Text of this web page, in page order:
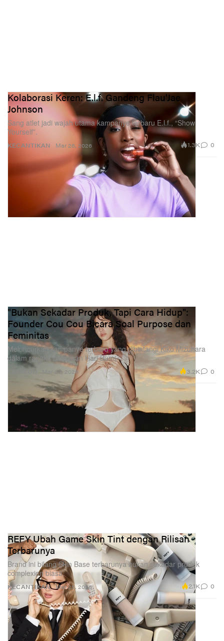
KECANTIKAN
Kolaborasi Keren: E.l.f. Gandeng Flau'Jae
Johnson
Sang atlet jadi wajah utama kampanye terbaru E.l.f., “Show
Yourself”.
Mar 26, 2026 1.3K 0
"Bukan Sekadar Produk, Tapi Cara Hidup":
Founder Cou Cou Bicara Soal Purpose dan
Feminitas
Meluncurkan kampanye terbaru yang dibintangi Kiko Mizuhara
dalam rangka perayaan Hari Bumi.
Mar 26, 2026 3.2K 0
KECANTIKAN
REFY Ubah Game Skin Tint dengan Rilisan
Terbarunya
Brand ini bilang Skin Base terbarunya bukan sekadar produk
complexion biasa.
Mar 25, 2026 2.1K 0